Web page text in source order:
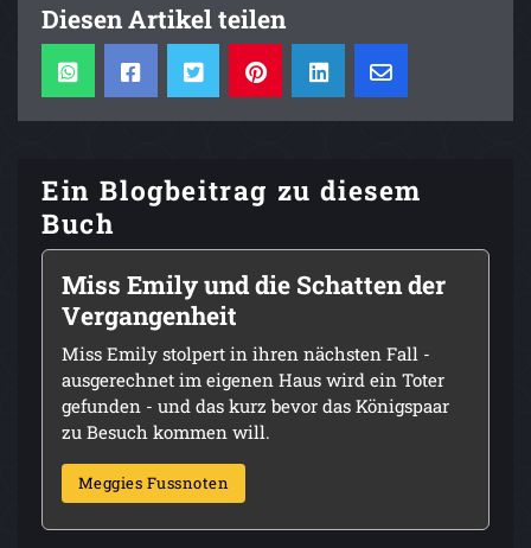
Diesen Artikel teilen
Ein Blogbeitrag zu diesem
Buch
Miss Emily und die Schatten der
Vergangenheit
Miss Emily stolpert in ihren nächsten Fall -
ausgerechnet im eigenen Haus wird ein Toter
gefunden - und das kurz bevor das Königspaar
zu Besuch kommen will.
Meggies Fussnoten